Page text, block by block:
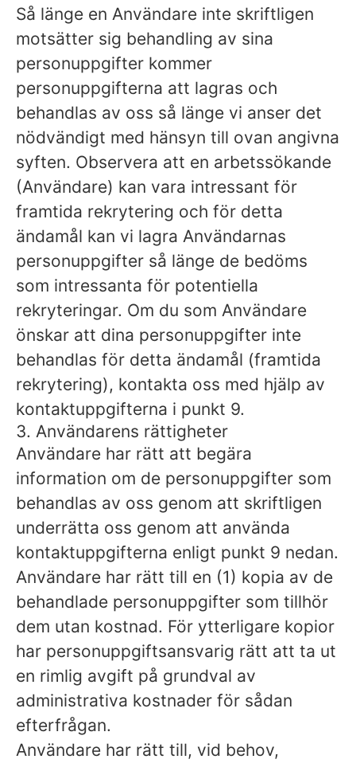
Så länge en Användare inte skriftligen
motsätter sig behandling av sina
personuppgifter kommer
personuppgifterna att lagras och
behandlas av oss så länge vi anser det
nödvändigt med hänsyn till ovan angivna
syften. Observera att en arbetssökande
(Användare) kan vara intressant för
framtida rekrytering och för detta
ändamål kan vi lagra Användarnas
personuppgifter så länge de bedöms
som intressanta för potentiella
rekryteringar. Om du som Användare
önskar att dina personuppgifter inte
behandlas för detta ändamål (framtida
rekrytering), kontakta oss med hjälp av
kontaktuppgifterna i punkt 9.
3. Användarens rättigheter
Användare har rätt att begära
information om de personuppgifter som
behandlas av oss genom att skriftligen
underrätta oss genom att använda
kontaktuppgifterna enligt punkt 9 nedan.
Användare har rätt till en (1) kopia av de
behandlade personuppgifter som tillhör
dem utan kostnad. För ytterligare kopior
har personuppgiftsansvarig rätt att ta ut
en rimlig avgift på grundval av
administrativa kostnader för sådan
efterfrågan.
Användare har rätt till, vid behov,